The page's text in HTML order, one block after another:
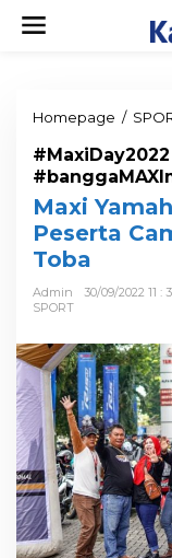
Homepage /
Maxi
Peserta
Toba
Admin
30/09/2022 11 :
SPORT